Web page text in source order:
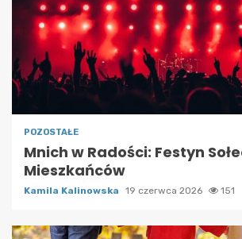
POZOSTAŁE
Mnich w Radości: Festyn
Mieszkańców
Kamila Kalinowska 19 czerwca 2026 151